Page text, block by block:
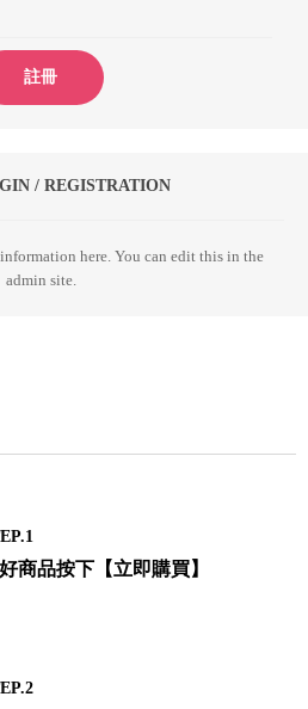
註冊
/ REGISTRATION
here. You can edit this in the
admin site.
商品按下【立即購買】